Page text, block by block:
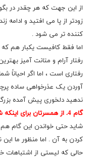
از این جهت که هر چقدر در بگو
زودتر از پا می افتید و
کننده تر می شود .
اما فقط کافیست یکبار هم که
رفتار آرام و متانت آمیز
رفتاری است ، اما اگر احیاناً
آوردن یک عذرخواهی ساده
ندهید دلخوری پیش آمده
گام 4. از همسرتان برای اینکه شما را تحمل می کند تشکر کنید
شاید حتی خواندن این گام
کردن به آن . اما منظور ما
حالی که لیستی از اشتباهات